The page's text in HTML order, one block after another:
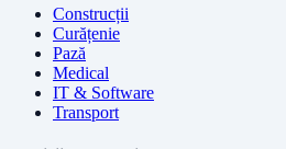
Construcții
Curățenie
Pază
Medical
IT & Software
Transport